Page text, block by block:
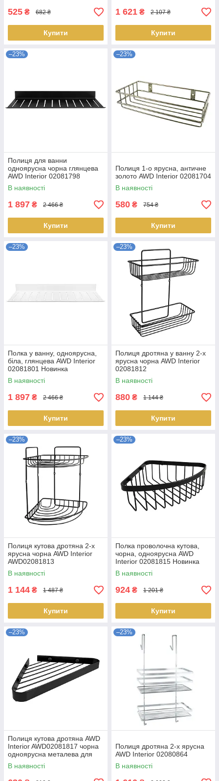
525 ₴ 682 ₴
Купити
1 621 ₴ 2 107 ₴
Купити
–23%
Полиця для ванни
одноярусна чорна глянцева
AWD Interior 02081798
металева
В наявності
1 897 ₴ 2 466 ₴
Купити
–23%
Полиця 1-о ярусна, античне
золото AWD Interior 02081704
В наявності
580 ₴ 754 ₴
Купити
–23%
Полка у ванну, одноярусна,
біла, глянцева AWD Interior
02081801 Новинка
В наявності
1 897 ₴ 2 466 ₴
Купити
–23%
Полиця дротяна у ванну 2-х
ярусна чорна AWD Interior
02081812
В наявності
880 ₴ 1 144 ₴
Купити
–23%
Полиця кутова дротяна 2-х
ярусна чорна AWD Interior
AWD02081813
В наявності
1 144 ₴ 1 487 ₴
Купити
–23%
Полка проволочна кутова,
чорна, одноярусна AWD
Interior 02081815 Новинка
В наявності
924 ₴ 1 201 ₴
Купити
–23%
Полиця кутова дротяна AWD
Interior AWD02081817 чорна
одноярусна металева для
ванної кімнати
В наявності
–23%
Полиця дротяна 2-х ярусна
AWD Interior 02080864
В наявності